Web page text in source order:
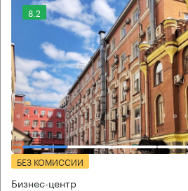
8.2
БЕЗ КОМИССИИ
Бизнес-центр